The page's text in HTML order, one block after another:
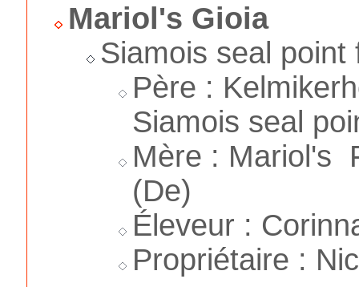
Mariol's Gioia
Siamois seal point
Père :
Siamois seal
Mère : Mariol's
(De)
Éleveur :
Propriétaire :